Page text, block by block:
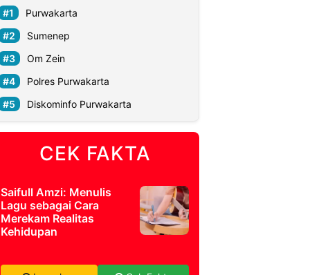
Purwakarta
Sumenep
Om Zein
Polres Purwakarta
Diskominfo Purwakarta
CEK FAKTA
Saifull Amzi: Menulis
Lagu sebagai Cara
Merekam Realitas
Kehidupan